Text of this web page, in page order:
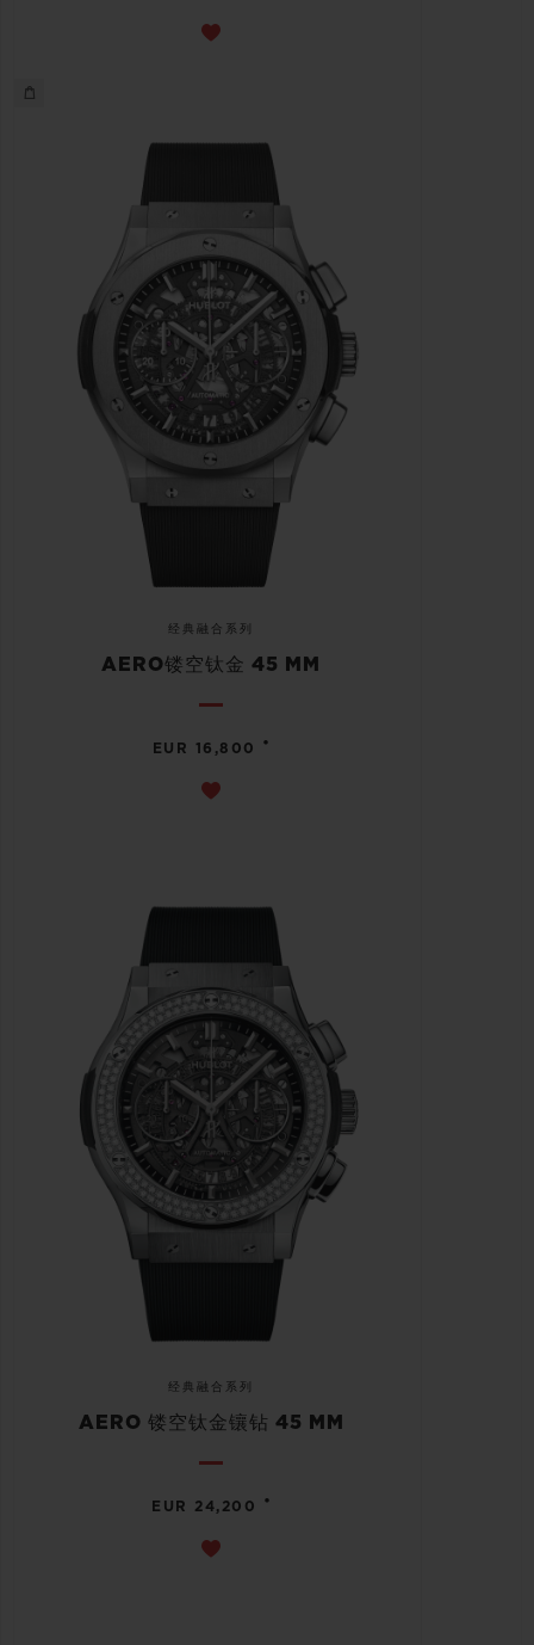
经典融合系列
AERO镂空钛金 45 MM
EUR 16,800 •
经典融合系列
AERO 镂空钛金镶钻 45 MM
EUR 24,200 •